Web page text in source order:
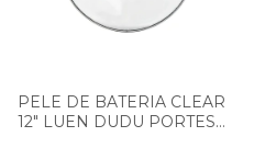
PELE DE BATERIA CLEAR
12" LUEN DUDU PORTES